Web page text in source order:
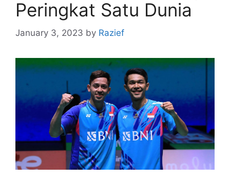
Peringkat Satu Dunia
January 3, 2023 by Razief